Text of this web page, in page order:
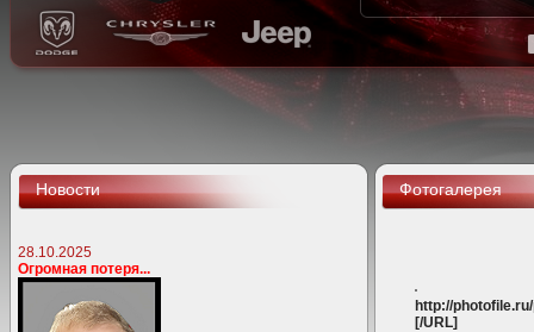
Новости
28.10.2025
Огромная потеря...
Фотогалерея
http://
[/URL]